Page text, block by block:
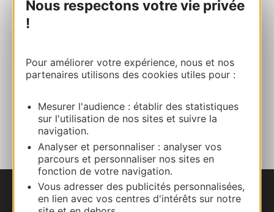
Nous respectons votre vie privée
!
Pour améliorer votre expérience, nous et nos
partenaires utilisons des cookies utiles pour :
Mesurer l'audience : établir des statistiques
sur l'utilisation de nos sites et suivre la
navigation.
Analyser et personnaliser : analyser vos
parcours et personnaliser nos sites en
fonction de votre navigation.
Vous adresser des publicités personnalisées,
en lien avec vos centres d'intérêts sur notre
Facebook
AJOUTER
AU CARNET
Nous contacter